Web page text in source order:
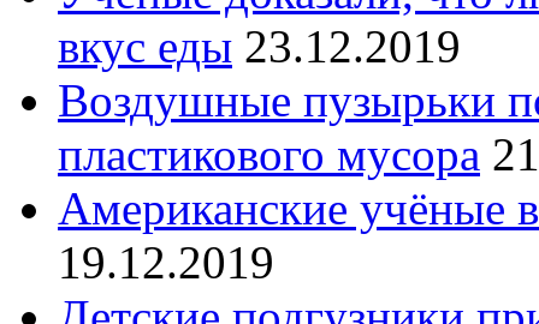
вкус еды 23.12.2019
Воздушные пузырьки
пластикового мусора
Американские учёные
19.12.2019